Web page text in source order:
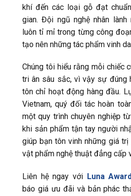
khí đến các loại gỗ đạt
gian. Đội ngũ nghệ nhân lành
luôn tỉ mỉ trong từng công
tạo nên những tác phẩm vinh
Chúng tôi hiểu rằng mỗi chiếc
tri ân sâu sắc, vì vậy sự đúng
tôn chỉ hoạt động hàng đầu.
Vietnam, quý đối tác hoàn
một quy trình chuyên nghiệp
khi sản phẩm tận tay người
giúp bạn tôn vinh những giá
vật phẩm nghệ thuật đẳng cấp
Liên hệ ngay với Luna
báo giá ưu đãi và bản phác